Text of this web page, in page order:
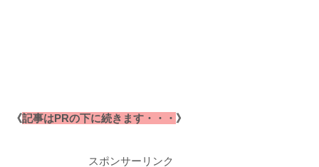
《記事はPRの下に続きます・・・ 》
スポンサーリンク